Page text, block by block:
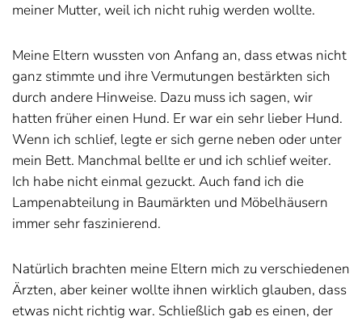
meiner Mutter, weil ich nicht ruhig werden wollte.
Meine Eltern wussten von Anfang an, dass etwas nicht
ganz stimmte und ihre Vermutungen bestärkten sich
durch andere Hinweise. Dazu muss ich sagen, wir
hatten früher einen Hund. Er war ein sehr lieber Hund.
Wenn ich schlief, legte er sich gerne neben oder unter
mein Bett. Manchmal bellte er und ich schlief weiter.
Ich habe nicht einmal gezuckt. Auch fand ich die
Lampenabteilung in Baumärkten und Möbelhäusern
immer sehr faszinierend.
Natürlich brachten meine Eltern mich zu verschiedenen
Ärzten, aber keiner wollte ihnen wirklich glauben, dass
etwas nicht richtig war. Schließlich gab es einen, der